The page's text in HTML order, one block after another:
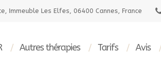
Immeuble Les Elfes, 06400 Cannes, France
Autres thérapies Tarifs Avis